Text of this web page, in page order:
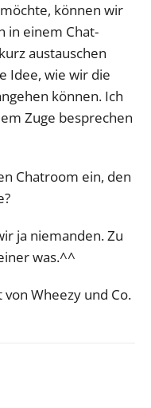
können wir
in einem Chat-
austauschen
Idee, wie wir die
können. Ich
Zuge besprechen
Chatroom ein, den
ja niemanden. Zu
was.^^
Wheezy und Co.